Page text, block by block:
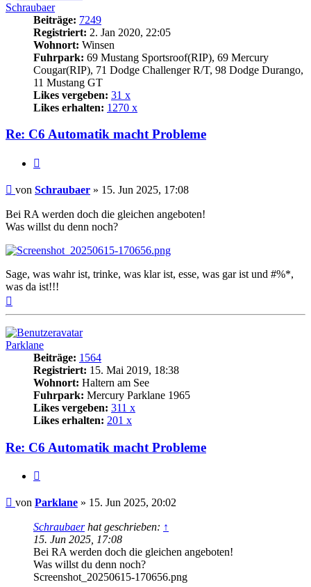
Schraubaer
Beiträge: 7249
Registriert: 2. Jan 2020, 22:05
Wohnort: Winsen
Fuhrpark: 69 Mustang Sportsroof(RIP), 69 Mercury
Cougar(RIP), 71 Dodge Challenger R/T, 98 Dodge Durango,
11 Mustang GT
Likes vergeben: 31 x
Likes erhalten: 1270 x
Re: C6 Automatik macht Probleme
Beitrag
von Schraubaer » 15. Jun 2025, 17:08
Bei RA werden doch die gleichen angeboten!
Was willst du denn noch?
Sage, was wahr ist, trinke, was klar ist, esse, was gar ist und #%*,
was da ist!!!
Parklane
Beiträge: 1564
Registriert: 15. Mai 2019, 18:38
Wohnort: Haltern am See
Fuhrpark: Mercury Parklane 1965
Likes vergeben: 311 x
Likes erhalten: 201 x
Re: C6 Automatik macht Probleme
Beitrag
von Parklane » 15. Jun 2025, 20:02
Schraubaerhat geschrieben: ↑
15. Jun 2025, 17:08
Bei RA werden doch die gleichen angeboten!
Was willst du denn noch?
Screenshot_20250615-170656.png